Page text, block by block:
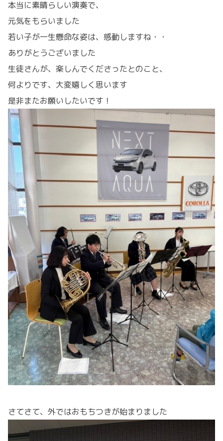
本当に素晴らしい演奏で、
元気をもらいました
若い子が一生懸命な姿は、感動しますね・・
ありがとうございました
生徒さんが、楽しんでくださったとのこと、
何よりです、大変嬉しく思います
是非またお願いしたいです！
さてさて、外ではおもちつきが始まりました